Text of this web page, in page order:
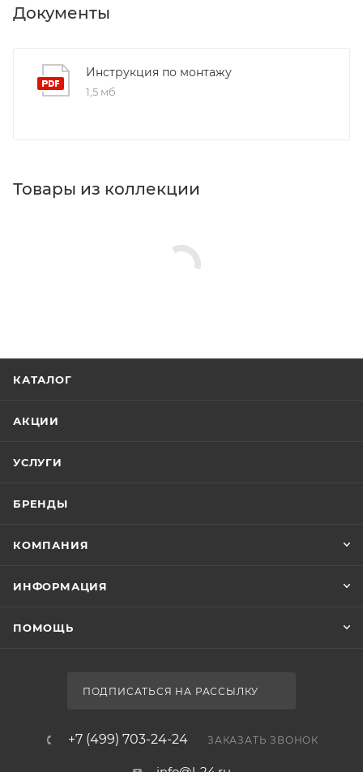
Документы
Инструкция по монтажу
1,5 мб
Товары из коллекции
КАТАЛОГ
АКЦИИ
УСЛУГИ
БРЕНДЫ
КОМПАНИЯ
ИНФОРМАЦИЯ
ПОМОЩЬ
ПОДПИСАТЬСЯ НА РАССЫЛКУ
+7 (499) 703-24-24 ЗАКАЗАТЬ ЗВОНОК